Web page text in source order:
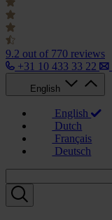
9.2 out of 770 reviews
+31 10 433 33 22
English
English
Dutch
Français
Deutsch